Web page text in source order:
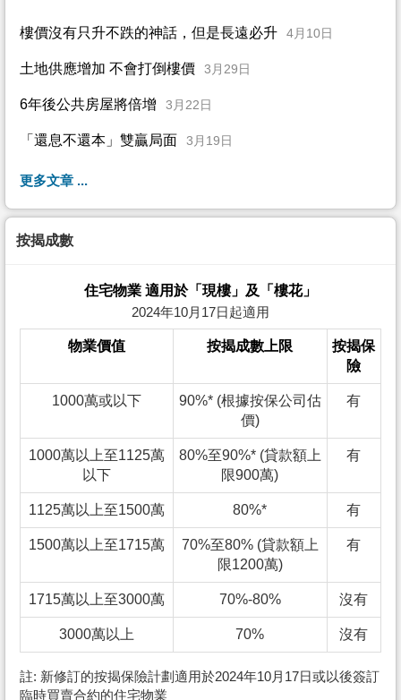
樓價沒有只升不跌的神話，但是長遠必升 4月10日
土地供應增加 不會打倒樓價 3月29日
6年後公共房屋將倍增 3月22日
「還息不還本」雙贏局面 3月19日
更多文章 ...
按揭成數
住宅物業 適用於「現樓」及「樓花」
2024年10月17日起適用
物業價值 按揭成數上限
按揭保
險
1000萬或以下
90%* (根據按保公司估
價)
有
1000萬以上至1125萬
以下
80%至90%* (貸款額上
限900萬)
有
1125萬以上至1500萬 80%* 有
1500萬以上至1715萬
70%至80% (貸款額上
限1200萬)
有
1715萬以上至3000萬 70%-80% 沒有
3000萬以上 70% 沒有
註: 新修訂的按揭保險計劃適用於2024年10月17日或以後簽訂
臨時買賣合約的住宅物業